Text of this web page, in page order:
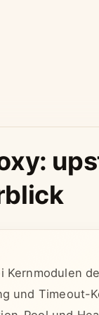
und Timeout-